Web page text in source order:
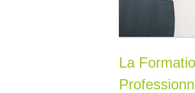
La